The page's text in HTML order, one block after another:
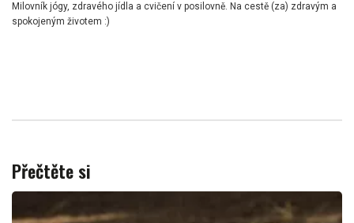
Milovník jógy, zdravého jídla a cvičení v posilovně. Na cestě (za) zdravým a
spokojeným životem :)
Přečtěte si